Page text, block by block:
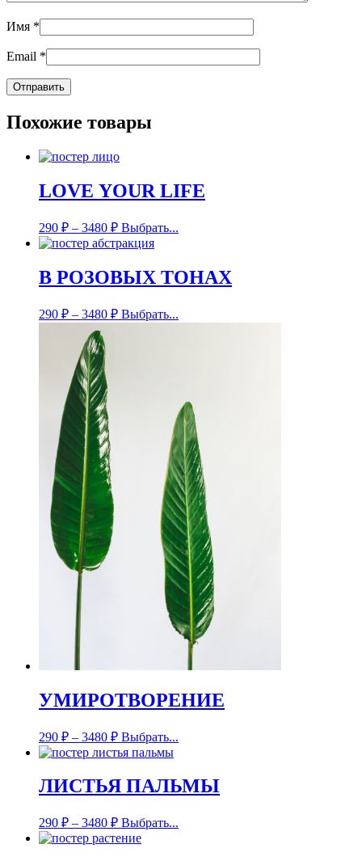
Имя *
Email *
Похожие товары
LOVE YOUR LIFE
290 ₽ – 3480 ₽ Выбрать...
В РОЗОВЫХ ТОНАХ
290 ₽ – 3480 ₽ Выбрать...
УМИРОТВОРЕНИЕ
290 ₽ – 3480 ₽ Выбрать...
ЛИСТЬЯ ПАЛЬМЫ
290 ₽ – 3480 ₽ Выбрать...